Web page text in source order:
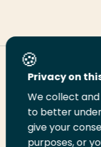
Deel deze pagina
DeelDeel
op
Deel
op
Privacy on
We collect
to better
give your
purposes, or